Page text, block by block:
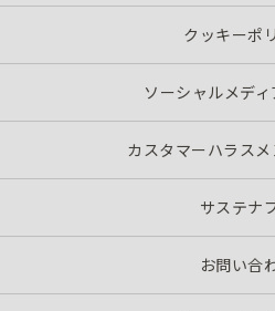
クッキーポ
ソーシャルメデ
カスタマーハラス
サステナ
お問い合